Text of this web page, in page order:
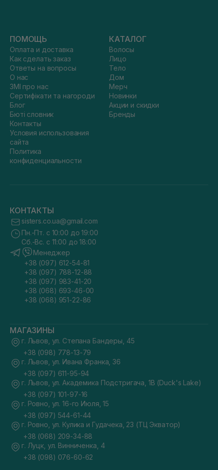
ПОМОЩЬ
Оплата и доставка
Как сделать заказ
Ответы на вопросы
О нас
ЗМІ про нас
Сертифікати та нагороди
Блог
Бюті словник
Контакты
Условия использования
сайта
Политика
конфиденциальности
КАТАЛОГ
Волосы
Лицо
Тело
Дом
Мерч
Новинки
Акции и скидки
Бренды
КОНТАКТЫ
sisters.co.ua@gmail.com
Пн.-Пт. с 10:00 до 19:00
Сб.-Вс. с 11:00 до 18:00
Менеджер
+38 (097) 612-54-81
+38 (097) 788-12-88
+38 (097) 983-41-20
+38 (068) 693-46-00
+38 (068) 951-22-86
МАГАЗИНЫ
г. Львов, ул. Степана Бандеры, 45
+38 (098) 778-13-79
г. Львов, ул. Ивана Франка, 36
+38 (097) 611-95-94
г. Львов, ул. Академика Подстригача, 1В (Duck's Lake)
+38 (097) 101-97-16
г. Ровно, ул. 16-го Июля, 15
+38 (097) 544-61-44
г. Ровно, ул. Кулика и Гудачека, 23 (ТЦ Экватор)
+38 (068) 209-34-88
г. Луцк, ул. Винниченка, 4
+38 (098) 076-60-62